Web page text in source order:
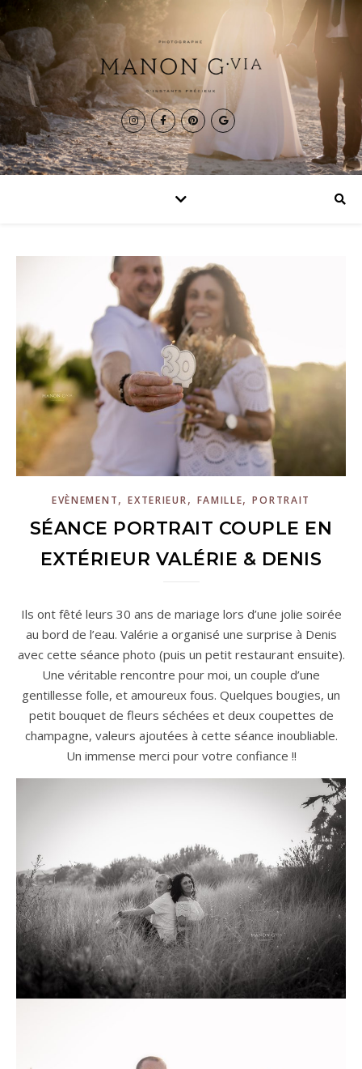
EVÈNEMENT,EXTERIEUR, FAMILLE,PORTRAIT
SÉANCE PORTRAIT COUPLE EN
EXTÉRIEUR VALÉRIE & DENIS
Ils ont fêté leurs 30 ans de mariage lors d’une jolie soirée
au bord de l’eau. Valérie a organisé une surprise à Denis
avec cette séance photo (puis un petit restaurant ensuite).
Une véritable rencontre pour moi, un couple d’une
gentillesse folle, et amoureux fous. Quelques bougies, un
petit bouquet de fleurs séchées et deux coupettes de
champagne, valeurs ajoutées à cette séance inoubliable.
Un immense merci pour votre confiance !!